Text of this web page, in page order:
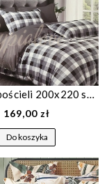
Komplet pościeli 200x220 szara krata 1361
169,00 zł
Do koszyka